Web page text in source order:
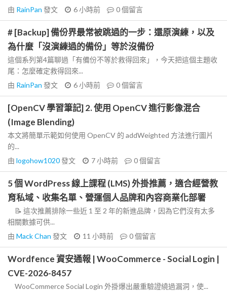
由 RainPan 發文 6 小時前 0個留言
# [Backup] 備份界最常被跳過的一步：還原演練，以及
為什麼「沒演練過的備份」等於沒備份
這個系列第4篇聊過「有備份不等於救得回來」，今天把這個主題收
尾：怎麼確定救得回來...
由 RainPan 發文 6 小時前 0個留言
[OpenCV 學習筆記] 2. 使用 OpenCV 進行影像混合
(Image Blending)
本文將簡單示範如何使用 OpenCV 的 addWeighted 方法進行圖片
的...
由 logohow1020發文 7 小時前 0個留言
5 個 WordPress 線上課程 (LMS) 外掛推薦，適合經營教
育私域、收集名單、營運個人品牌和內容商業化部署
📝 這次推薦排除一些近 1 至 2 年的新進品牌，因為它們沒有太多
相關數據可供...
由 Mack Chan 發文 11 小時前 0個留言
Wordfence 資安通報 | WooCommerce - Social Login |
CVE-2026-8457
WooCommerce Social Login 外掛爆出嚴重驗證繞過漏洞，使...